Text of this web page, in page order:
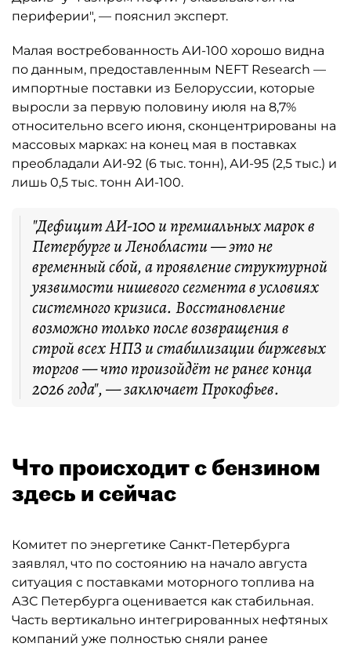
периферии", — пояснил эксперт.
Малая востребованность АИ-100 хорошо видна
по данным, предоставленным NEFT Research —
импортные поставки из Белоруссии, которые
выросли за первую половину июля на 8,7%
относительно всего июня, сконцентрированы на
массовых марках: на конец мая в поставках
преобладали АИ-92 (6 тыс. тонн), АИ-95 (2,5 тыс.) и
лишь 0,5 тыс. тонн АИ-100.
"Дефицит АИ-100 и премиальных марок в
Петербурге и Ленобласти — это не
временный сбой, а проявление структурной
уязвимости нишевого сегмента в условиях
системного кризиса. Восстановление
возможно только после возвращения в
строй всех НПЗ и стабилизации биржевых
торгов — что произойдёт не ранее конца
2026 года", — заключает Прокофьев.
Что происходит с бензином
здесь и сейчас
Комитет по энергетике Санкт-Петербурга
заявлял, что по состоянию на начало августа
ситуация с поставками моторного топлива на
АЗС Петербурга оценивается как стабильная.
Часть вертикально интегрированных нефтяных
компаний уже полностью сняли ранее